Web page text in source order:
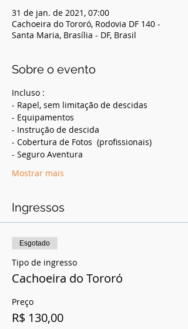
31 de jan. de 2021, 07:00
Cachoeira do Tororó, Rodovia DF 140 -
Santa Maria, Brasília - DF, Brasil
Sobre o evento
Incluso :
- Rapel, sem limitação de descidas
- Equipamentos
- Instrução de descida
- Cobertura de Fotos  (profissionais)
- Seguro Aventura
Mostrar mais
Ingressos
Esgotado
Tipo de ingresso
Cachoeira do Tororó
Preço
R$ 130,00